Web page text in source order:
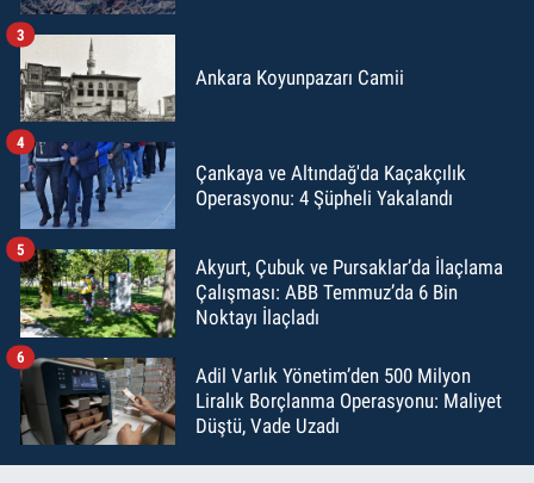
Ankara Koyunpazarı Camii
3
Çankaya ve Altındağ'da Kaçakçılık
Operasyonu: 4 Şüpheli Yakalandı
4
Akyurt, Çubuk ve Pursaklar’da İlaçlama
Çalışması: ABB Temmuz’da 6 Bin
Noktayı İlaçladı
5
Adil Varlık Yönetim’den 500 Milyon
Liralık Borçlanma Operasyonu: Maliyet
Düştü, Vade Uzadı
6